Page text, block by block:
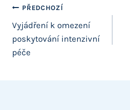
Navigace
pro
příspěvek
PŘEDCHOZÍ
Vyjádření k omezení
poskytování intenzivní
péče